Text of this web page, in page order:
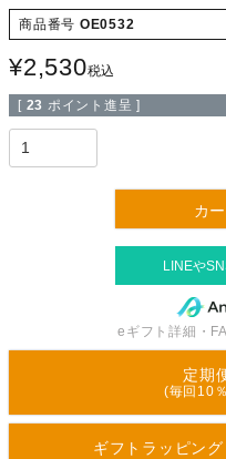
商品番号 OE0532
¥2,530税込
[ 23 ポイント進呈 ]
カ
eギフト詳細・
定期
(毎回10
ギフトラッピン